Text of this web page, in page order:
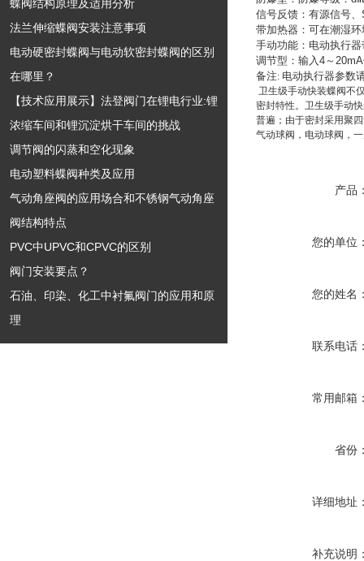
蝶阀结构原理及适用分析
法兰伸缩蝶阀安装注意事项
电动硬密封蝶阀与电动软密封蝶阀的区别
在哪里？
【技术应用展示】法登阀门在锂电行业:锂
浓缩车间和锂沉淀烘干车间的挑战
调节阀的闪蒸和空化现象
电动塑料蝶阀种类及应用
气动角座阀的应用场合和不锈钢气动角座
阀结构特点
PVC中UPVC和CPVC的区别
阀门安装要点？
石油、印染、化工中衬氟阀门的应用和原
理
信号反馈：有源信号、
带加热器：可在潮湿
手动功能：电动执行
调节型：输入4～ 20mA
备注: 电动执行器参数
卫生级手动快装蝶阀不
密封特性。卫生级手动
普遍；由于密封采用聚
气动球阀，电动球阀，
产品
您的单位
您的姓名
联系电话
常用邮箱
省份
详细地址
补充说明